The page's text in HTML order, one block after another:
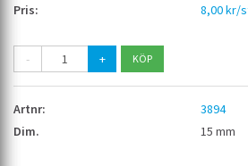
8,00 kr/
- +
3894
15 mm